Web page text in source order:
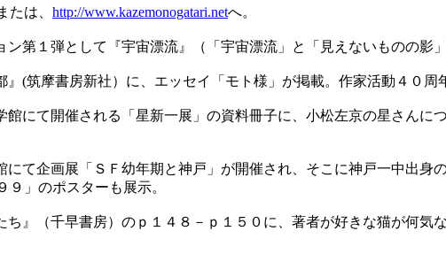
は、 http://www.kazemonogatari.netへ。
第１弾として『宇宙漂流』（「宇宙漂流」と「見えないものの影」
(筑摩書房新社）に、エッセイ「モト様」が掲載。作家活動４０
にて開催される「星新一展」の資料冊子に、小松左京の星さんに
て企画展「ＳＦ幼年期と神戸」が開催され、そこに神戸一中出身
９」のポスターも展示。
ち』（千早書房）のｐ１４８－ｐ１５０に、著者が好きな猫が何気